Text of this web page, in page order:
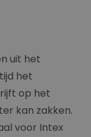
uit het
het
op het
kan zakken.
voor Intex